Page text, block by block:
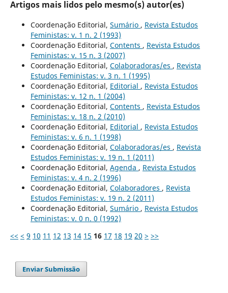
Artigos mais lidos pelo mesmo(s) autor(es)
Coordenação Editorial, Sumário , Revista Estudos
Feministas: v. 1 n. 2 (1993)
Coordenação Editorial, Contents , Revista Estudos
Feministas: v. 15 n. 3 (2007)
Coordenação Editorial, Colaboradoras/es , Revista
Estudos Feministas: v. 3 n. 1 (1995)
Coordenação Editorial, Editorial , Revista Estudos
Feministas: v. 12 n. 1 (2004)
Coordenação Editorial, Contents , Revista Estudos
Feministas: v. 18 n. 2 (2010)
Coordenação Editorial, Editorial , Revista Estudos
Feministas: v. 6 n. 1 (1998)
Coordenação Editorial, Colaboradoras/es , Revista
Estudos Feministas: v. 19 n. 1 (2011)
Coordenação Editorial, Agenda , Revista Estudos
Feministas: v. 4 n. 2 (1996)
Coordenação Editorial, Colaboradores , Revista
Estudos Feministas: v. 19 n. 2 (2011)
Coordenação Editorial, Sumário , Revista Estudos
Feministas: v. 0 n. 0 (1992)
<< < 9 10 11 12 13 14 15 16 17 18 19 20 > >>
Enviar Submissão